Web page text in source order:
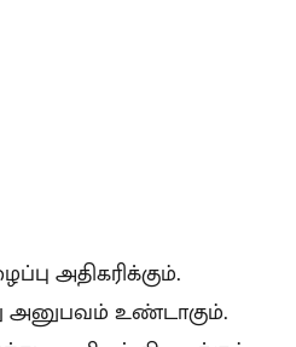
அதிகரிக்கும்.
அனுபவம் உண்டாகும்.